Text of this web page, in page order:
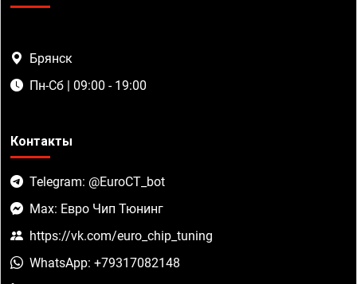
Брянск
Пн-Сб | 09:00 - 19:00
Контакты
Telegram: @EuroCT_bot
Max: Евро Чип Тюнинг
https://vk.com/euro_chip_tuning
WhatsApp: +79317082148